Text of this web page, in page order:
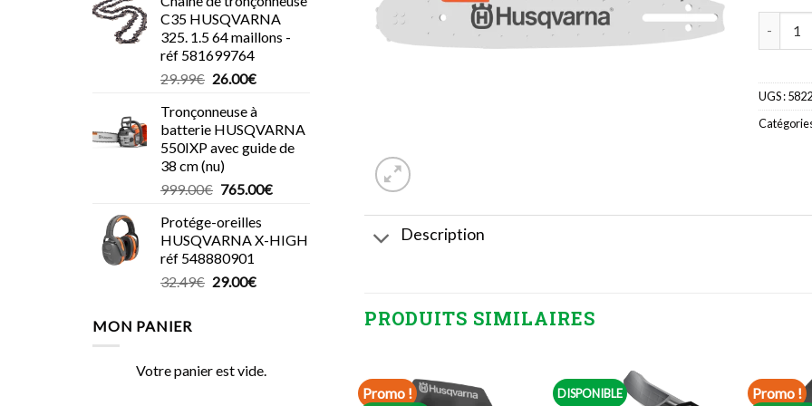
C35 HUSQVARNA
325. 1.5 64 maillons -
réf 581699764
29.99€ Le
initial
était :
29.99€.
26.00€Le
actuel
est :
26.00€.
Tronçonneuse à
batterie HUSQVARNA
550IXP avec guide de
38 cm (nu)
999.00€ Le
initial
était :
999.00€.
765.00€Le
est :
Protége-oreilles
HUSQVARNA X-HIGH
réf 548880901
32.49€ Le
29.00€Le
MON PANIER
Votre panier est vide.
UGS :
Description
PRODUITS SIMILAIRES
Promo ! DISPONIBLE Promo !